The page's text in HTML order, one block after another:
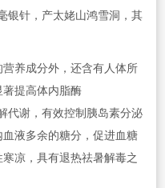
银针，产太姥山鸿雪洞，其
养成分外，还含有人体所
提高体内脂酶
代谢，有效控制胰岛素分泌
液多余的糖分，促进血糖
凉，具有退热祛暑解毒之